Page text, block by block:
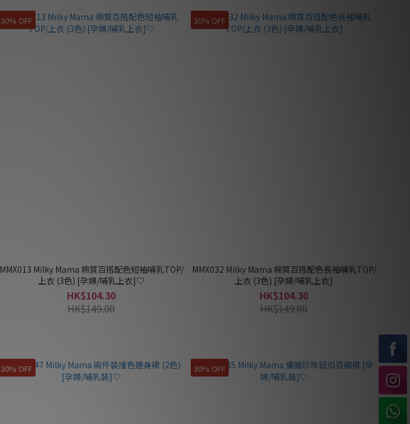
30% OFF
MMX013 Milky Mama 棉質百搭配色短袖哺乳TOP/
上衣 (3色) [孕婦/哺乳上衣]♡
HK$104.30
HK$149.00
30% OFF
MMX032 Milky Mama 棉質百搭配色長袖哺乳TOP/
上衣 (3色) [孕婦/哺乳上衣]
HK$104.30
HK$149.00
30% OFF 30% OFF